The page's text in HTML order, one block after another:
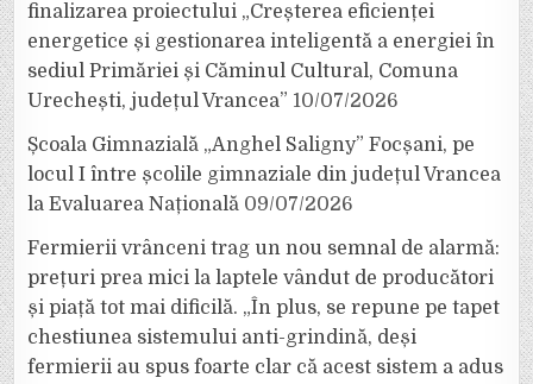
finalizarea proiectului „Creșterea eficienței
energetice și gestionarea inteligentă a energiei în
sediul Primăriei și Căminul Cultural, Comuna
Urechești, județul Vrancea” 10/07/2026
Școala Gimnazială „Anghel Saligny” Focșani, pe
locul I între școlile gimnaziale din județul Vrancea
la Evaluarea Națională 09/07/2026
Fermierii vrânceni trag un nou semnal de alarmă:
prețuri prea mici la laptele vândut de producători
și piață tot mai dificilă. „În plus, se repune pe tapet
chestiunea sistemului anti-grindină, deși
fermierii au spus foarte clar că acest sistem a adus